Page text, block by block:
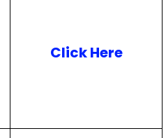
Click Here